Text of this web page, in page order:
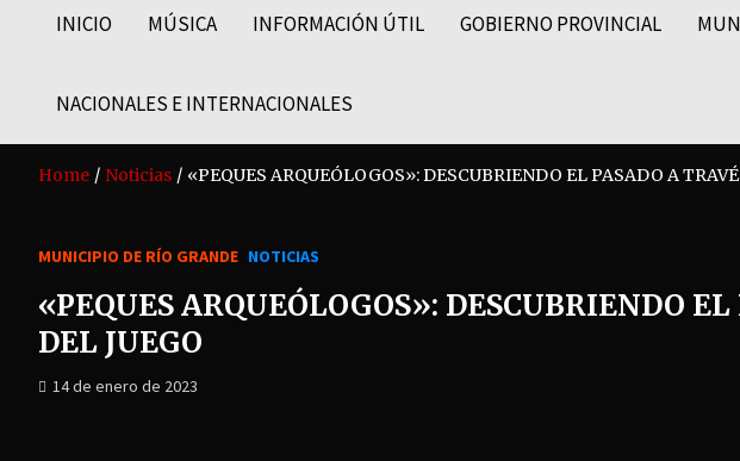
INICIO MÚSICA INFORMACIÓN ÚTIL GOBIERNO PROVINCIAL
NACIONALES E INTERNACIONALES
Home Noticias «PEQUES ARQUEÓLOGOS»: DESCUBRIENDO EL PASADO A
MUNICIPIO DE RÍO GRANDE NOTICIAS
«PEQUES ARQUEÓLOGOS»: DESCUBRIENDO
DEL JUEGO
14 de enero de 2023